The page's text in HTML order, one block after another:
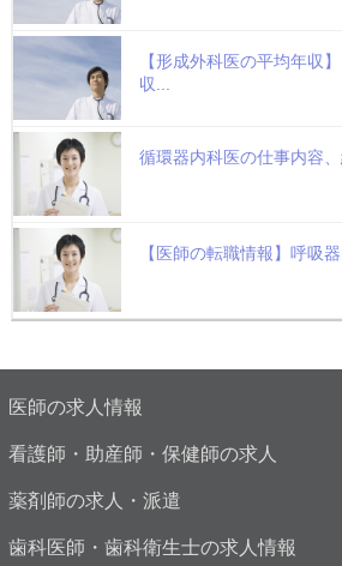
【形成外科医の平均年収
収...
循環器内科医の仕事内容
【医師の転職情報】呼吸
医師の求人情報
看護師・助産師・保健師の求人
薬剤師の求人・派遣
歯科医師・歯科衛生士の求人情報